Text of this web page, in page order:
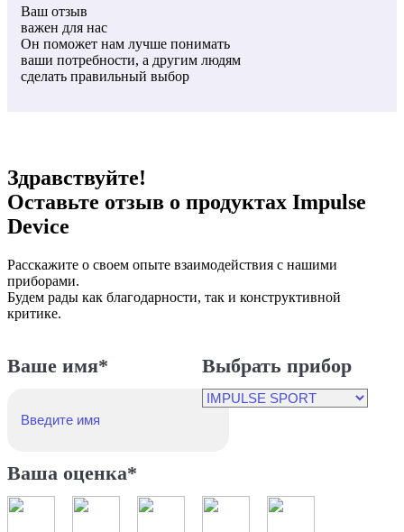
Ваш отзыв
важен для нас
Он поможет нам лучше понимать
ваши потребности, а другим людям
сделать правильный выбор
Здравствуйте!
Оставьте отзыв о продуктах Impulse
Device
Расскажите о своем опыте взаимодействия с нашими
приборами.
Будем рады как благодарности, так и конструктивной
критике.
Ваше имя* Выбрать прибор
Ваша оценка*